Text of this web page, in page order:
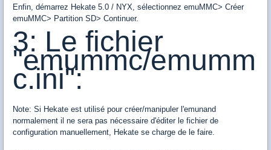
Enfin, démarrez Hekate 5.0 / NYX, sélectionnez emuMMC> Créer
emuMMC> Partition SD> Continuer.
3: Le fichier
"emummc/emumm
c.ini":
Note: Si Hekate est utilisé pour créer/manipuler l'emunand
normalement il ne sera pas nécessaire d'éditer le fichier de
configuration manuellement, Hekate se charge de le faire.